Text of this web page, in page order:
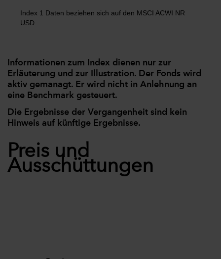
Index 1 Daten beziehen sich auf den MSCI ACWI NR
USD.
Informationen zum Index dienen nur zur
Erläuterung und zur Illustration. Der Fonds wird
aktiv gemanagt. Er wird nicht in Anlehnung an
eine Benchmark gesteuert.
Die Ergebnisse der Vergangenheit sind kein
Hinweis auf künftige Ergebnisse.
Preis und
Ausschüttungen